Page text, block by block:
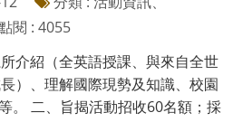
閱 : 4055
介紹（全英語授課、與來自全世
）、理解國際現勢及知識、校園
。 二、旨揭活動招收60名額；採